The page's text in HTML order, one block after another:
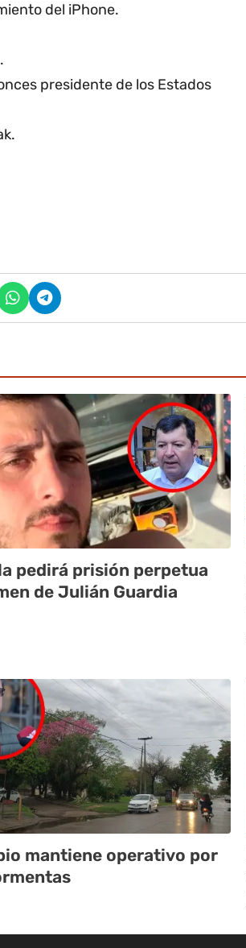
del iPhone.
presidente de los Estados
pedirá prisión perpetua
de Julián Guardia
mantiene operativo por